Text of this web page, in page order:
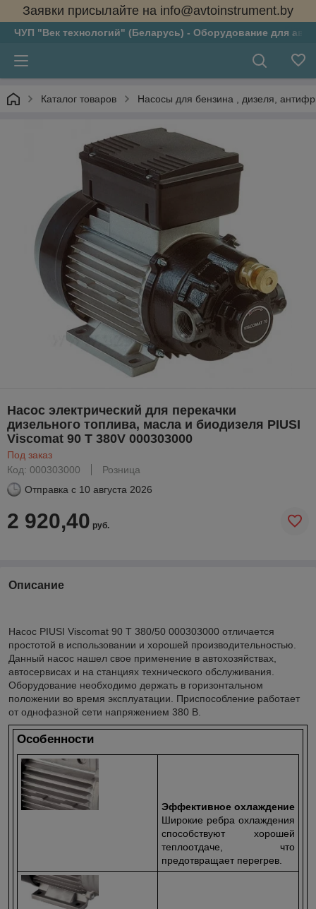
Заявки присылайте на info@avtoinstrument.by
ЧУП "Век технологий" (Беларусь) - Оборудование для
Каталог товаров Насосы для бензина , дизеля,
Насос электрический для перекачки
дизельного топлива, масла и биодизеля PIUSI
Viscomat 90 T 380V 000303000
Под заказ
Код: 000303000
Розница
Отправка с 10 августа 2026
2 920,40 руб.
Описание
Насос PIUSI Viscomat 90 T 380/50 000303000 отличается
простотой в использовании и хорошей производительностью.
Данный насос нашел свое применение в автохозяйствах,
автосервисах и на станциях технического обслуживания.
Оборудование необходимо держать в горизонтальном
положении во время эксплуатации. Приспособление работает
от однофазной сети напряжением 380 В.
Особенности
Эффективное охлаждение
Широкие ребра охлаждения
способствуют хорошей
теплоотдаче, что
предотвращает перегрев.